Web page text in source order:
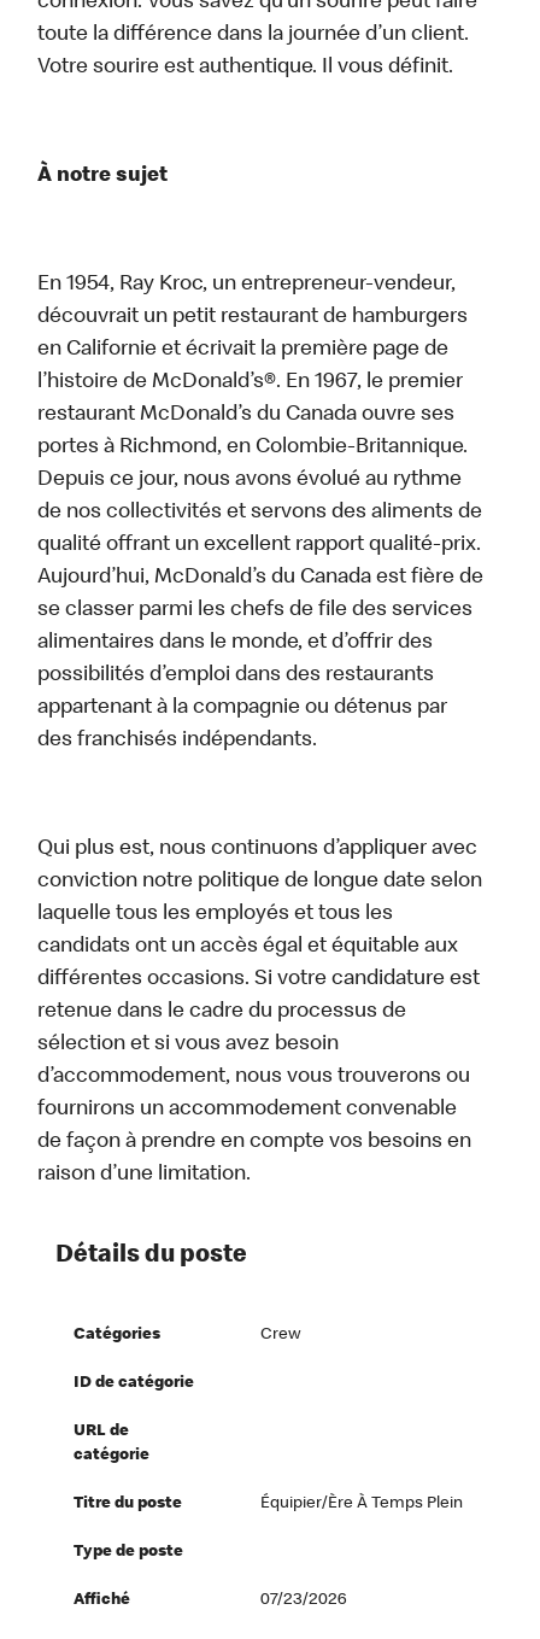
toute la différence dans la journée d’un client.
Votre sourire est authentique. Il vous définit.
À notre sujet
En 1954, Ray Kroc, un entrepreneur-vendeur,
découvrait un petit restaurant de hamburgers
en Californie et écrivait la première page de
l’histoire de McDonald’s®. En 1967, le premier
restaurant McDonald’s du Canada ouvre ses
portes à Richmond, en Colombie-Britannique.
Depuis ce jour, nous avons évolué au rythme
de nos collectivités et servons des aliments de
qualité offrant un excellent rapport qualité-prix.
Aujourd’hui, McDonald’s du Canada est fière de
se classer parmi les chefs de file des services
alimentaires dans le monde, et d’offrir des
possibilités d’emploi dans des restaurants
appartenant à la compagnie ou détenus par
des franchisés indépendants.
Qui plus est, nous continuons d’appliquer avec
conviction notre politique de longue date selon
laquelle tous les employés et tous les
candidats ont un accès égal et équitable aux
différentes occasions. Si votre candidature est
retenue dans le cadre du processus de
sélection et si vous avez besoin
d’accommodement, nous vous trouverons ou
fournirons un accommodement convenable
de façon à prendre en compte vos besoins en
raison d’une limitation.
Détails du poste
Catégories Crew
ID de catégorie
URL de
catégorie
Titre du poste Équipier/ère À Temps Plein
Type de poste
Affiché 07/23/2026